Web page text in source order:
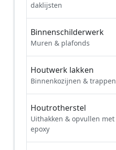
daklijsten
Binnenschilderwerk
Muren & plafonds
Houtwerk lakken
Binnenkozijnen & trappen
Houtrotherstel
Uithakken & opvullen met
epoxy